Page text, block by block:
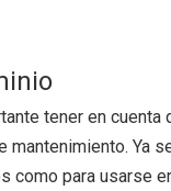
tener en
Ya
para usarse